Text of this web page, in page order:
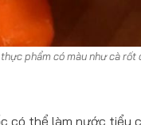
thực phẩm có màu như cà
có thể làm nước tiểu